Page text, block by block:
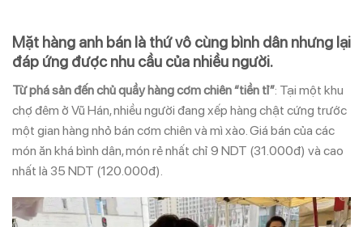
Mặt hàng anh bán là thứ vô cùng bình dân nhưng lại
đáp ứng được nhu cầu của nhiều người.
Từ phá sản đến chủ quầy hàng cơm chiên “tiền tỉ”: Tại một khu
chợ đêm ở Vũ Hán, nhiều người đang xếp hàng chật cứng trước
một gian hàng nhỏ bán cơm chiên và mì xào. Giá bán của các
món ăn khá bình dân, món rẻ nhất chỉ 9 NDT (31.000đ) và cao
nhất là 35 NDT (120.000đ).